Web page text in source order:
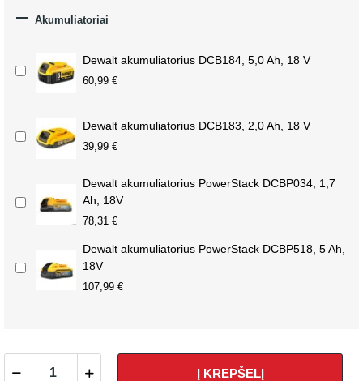
 Akumuliatoriai
Dewalt akumuliatorius DCB184, 5,0 Ah, 18 V
60,99 €
Dewalt akumuliatorius DCB183, 2,0 Ah, 18 V
39,99 €
Dewalt akumuliatorius PowerStack DCBP034, 1,7
Ah, 18V
78,31 €
Dewalt akumuliatorius PowerStack DCBP518, 5 Ah,
18V
107,99 €
Į KREPŠELĮ